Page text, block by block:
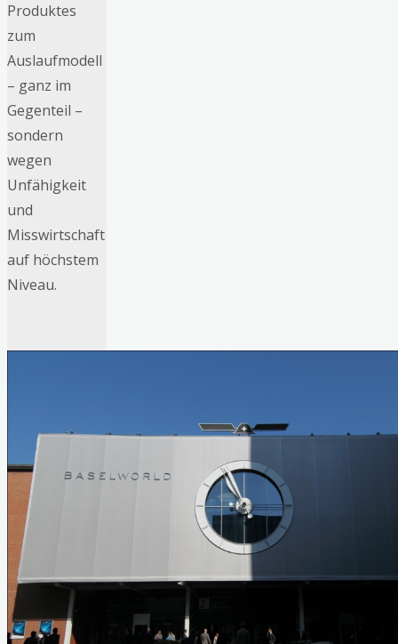
Produktes
zum
Auslaufmodell
– ganz im
Gegenteil –
sondern
wegen
Unfähigkeit
und
Misswirtschaft
auf höchstem
Niveau.